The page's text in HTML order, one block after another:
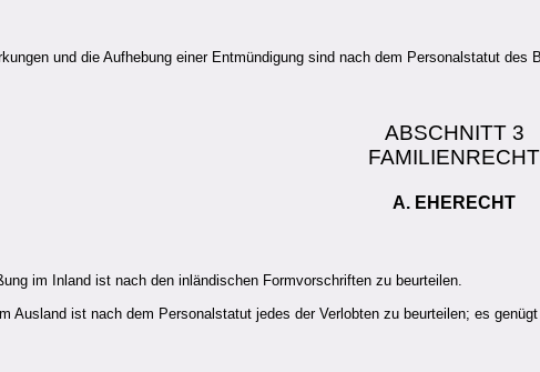
und die Aufhebung einer Entmündigung sind nach dem Personalstatut des
ABSCHNITT 3
FAMILIENRECHT
A. EHERECHT
im Inland ist nach den inländischen Formvorschriften zu beurteilen.
Ausland ist nach dem Personalstatut jedes der Verlobten zu beurteilen; es